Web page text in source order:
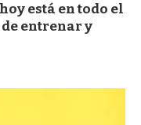
está en todo el
entrenar y